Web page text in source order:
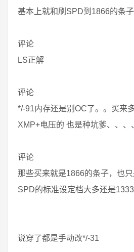
基本上就和刷SPD到1866的条
评论
LS正解
评论
*/-91内存还是别OC了。。买来
XMP+电压的 也是种坑爹、、、
评论
那些买来就是1866的条子，也只
SPD的标准设定档大多还是1333
说穿了都是手动改*/-31